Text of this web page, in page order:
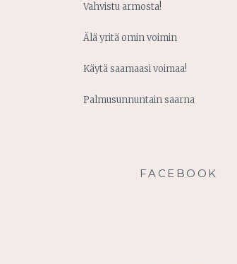
Vahvistu armosta!
Älä yritä omin voimin
Käytä saamaasi voimaa!
Palmusunnuntain saarna
FACEBOOK